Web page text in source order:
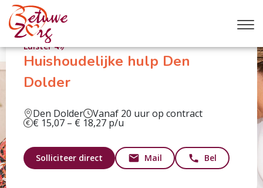
Luister
Huishoudelijke hulp Den
Dolder
Den Dolder Vanaf 20 uur op contract
€ 15,07 – € 18,27 p/u
Solliciteer direct Mail Bel